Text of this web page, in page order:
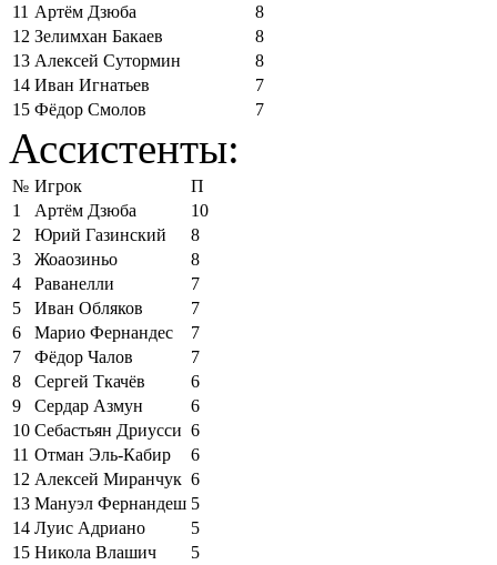
11 Артём Дзюба
8
12 Зелимхан Бакаев
8
13 Алексей Сутормин
8
14 Иван Игнатьев
7
15 Фёдор Смолов 7
Ассистенты:
№ Игрок
П
1
Артём Дзюба
10
2
Юрий Газинский
8
3
Жоаозиньо
8
4
Раванелли
7
5
Иван Обляков
7
6
Марио Фернандес
7
7
Фёдор Чалов
7
8
Сергей Ткачёв
6
9
Сердар Азмун
6
10 Себастьян Дриусси 6
11 Отман Эль-Кабир
6
12 Алексей Миранчук 6
13 Мануэл Фернандеш 5
14 Луис Адриано
5
15 Никола Влашич 5